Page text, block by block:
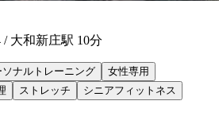
大和新庄駅 10分
ソナルトレーニング
女性専用
ストレッチ
シニアフィットネス